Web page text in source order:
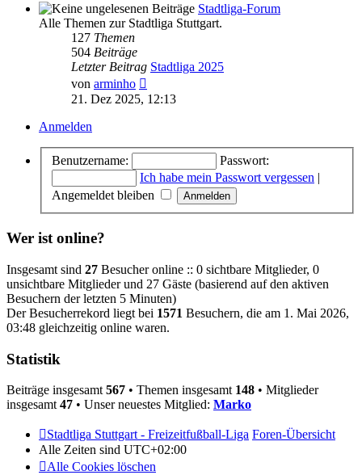
Stadtliga-Forum
Alle Themen zur Stadtliga Stuttgart.
127 Themen
504 Beiträge
Letzter Beitrag Stadtliga 2025
von arminho
Beitrag
21. Dez 2025, 12:13
Anmelden
Benutzername:
Passwort:
Ich habe mein Passwort vergessen |
Angemeldet bleiben
Wer ist online?
Insgesamt sind 27 Besucher online :: 0 sichtbare Mitglieder, 0
unsichtbare Mitglieder und 27 Gäste (basierend auf den aktiven
Besuchern der letzten 5 Minuten)
Der Besucherrekord liegt bei 1571 Besuchern, die am 1. Mai 2026,
03:48 gleichzeitig online waren.
Statistik
Beiträge insgesamt 567 • Themen insgesamt 148 • Mitglieder
insgesamt 47 • Unser neuestes Mitglied: Marko
Stadtliga Stuttgart - Freizeitfußball-Liga Foren-Übersicht
Alle Zeiten sind UTC+02:00
Alle Cookies löschen